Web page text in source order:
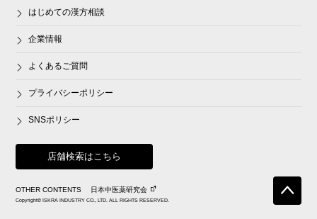
はじめての漢方相談
企業情報
よくあるご質問
プライバシーポリシー
SNSポリシー
店舗検索はこちら
OTHER CONTENTS 日本中医薬研究会
Copyright© ISKRA INDUSTRY CO., LTD. ALL RIGHTS RESERVED.